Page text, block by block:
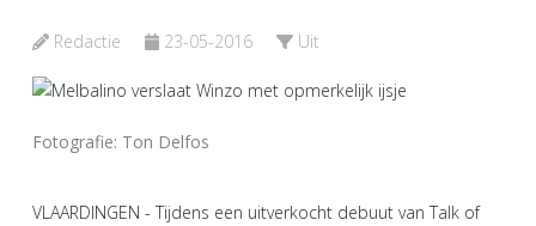
Redactie 23-05-2016 Uit
Fotografie: Ton Delfos
VLAARDINGEN - Tijdens een uitverkocht debuut van Talk of